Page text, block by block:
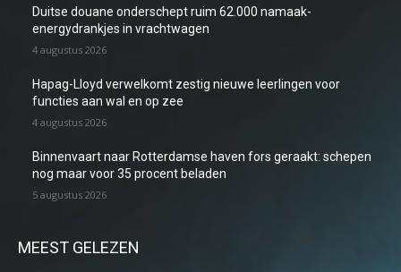
Duitse douane onderschept ruim 62.000 namaak-
energydrankjes in vrachtwagen
4 augustus 2026
Hapag-Lloyd verwelkomt zestig nieuwe leerlingen voor
functies aan wal en op zee
4 augustus 2026
Binnenvaart naar Rotterdamse haven fors geraakt: schepen
nog maar voor 35 procent beladen
5 augustus 2026
MEEST GELEZEN